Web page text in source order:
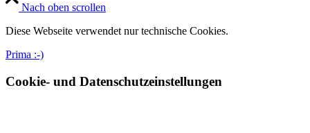
Nach oben scrollen
Diese Webseite verwendet nur technische Cookies.
Prima :-)
Cookie- und Datenschutzeinstellungen